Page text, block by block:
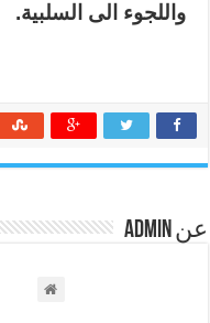
واللجوء الى السلبية.
عن admin